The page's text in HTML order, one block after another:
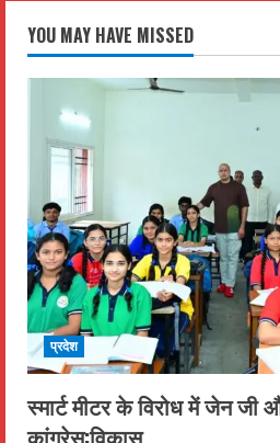
YOU MAY HAVE MISSED
प्रदेश
स्मार्ट मीटर के विरोध में जेन
कांग्रेस:विकास